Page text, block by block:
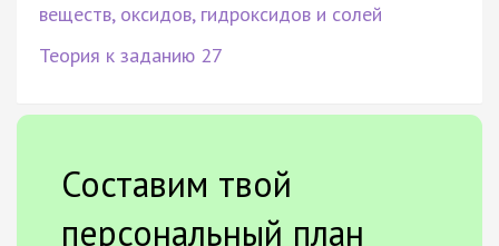
веществ, оксидов, гидроксидов и солей
Теория к заданию 27
Составим твой
персональный план